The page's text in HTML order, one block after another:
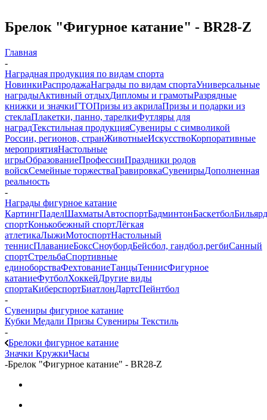
Брелок "Фигурное катание" - BR28-Z
Главная
-
Наградная продукция по видам спорта
НовинкиРаспродажаНаграды по видам спортаУниверсальные
наградыАктивный отдыхДипломы и грамотыРазрядные
книжки и значкиГТОПризы из акрилаПризы и подарки из
стеклаПлакетки, панно, тарелкиФутляры для
наградТекстильная продукцияСувениры с символикой
России, регионов, странЖивотныеИскусствоКорпоративные
мероприятияНастольные
игрыОбразованиеПрофессииПраздники родов
войскСемейные торжестваГравировкаСувенирыДополненная
реальность
-
Награды фигурное катание
КартингПаделШахматыАвтоспортБадминтонБаскетболБильярд
спортКонькобежный спортЛёгкая
атлетикаЛыжиМотоспортНастольный
теннисПлаваниеБоксСноубордБейсбол, гандбол,регбиСанный
спортСтрельбаСпортивные
единоборстваФехтованиеТанцыТеннисФигурное
катаниеФутболХоккейДругие виды
спортаКиберспортБиатлонДартсПейнтбол
-
Сувениры фигурное катание
Кубки Медали Призы Сувениры Текстиль
-
Брелоки фигурное катание
Значки КружкиЧасы
-Брелок "Фигурное катание" - BR28-Z